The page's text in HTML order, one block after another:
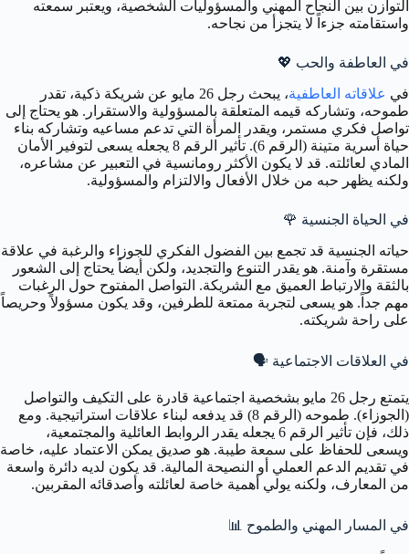
التوازن بين النجاح المهني والمسؤوليات الشخصية، ويعتبر سمعته
واستقامته جزءاً لا يتجزأ من نجاحه.
في العاطفة والحب 💖
في علاقاته العاطفية
، يبحث رجل 26 مايو عن شريكة ذكية، تقدر
طموحه، وتشاركه قيمه المتعلقة بالمسؤولية والاستقرار. هو يحتاج إلى
تواصل فكري مستمر، ويقدر المرأة التي تدعم مساعيه وتشاركه بناء
حياة أسرية متينة (الرقم 6). تأثير الرقم 8 يجعله يسعى لتوفير الأمان
المادي لعائلته. قد لا يكون الأكثر رومانسية في التعبير عن مشاعره،
ولكنه يظهر حبه من خلال الأفعال والالتزام والمسؤولية.
في الحياة الجنسية 🌹
حياته الجنسية قد تجمع بين الفضول الفكري للجوزاء والرغبة في علاقة
مستقرة وآمنة. هو يقدر التنوع والتجديد، ولكن أيضاً يحتاج إلى الشعور
بالثقة والارتباط العميق مع الشريكة. التواصل المفتوح حول الرغبات
مهم جداً. هو يسعى لتجربة ممتعة للطرفين، وقد يكون مسؤولاً وحريصاً
على راحة شريكته.
في العلاقات الاجتماعية 🗣️
يتمتع رجل 26 مايو بشخصية اجتماعية قادرة على التكيف والتواصل
(الجوزاء). طموحه (الرقم 8) قد يدفعه لبناء علاقات استراتيجية. ومع
ذلك، فإن تأثير الرقم 6 يجعله يقدر الروابط العائلية والمجتمعية،
ويسعى للحفاظ على سمعة طيبة. هو صديق يمكن الاعتماد عليه، خاصة
في تقديم الدعم العملي أو النصيحة المالية. قد يكون لديه دائرة واسعة
من المعارف، ولكنه يولي أهمية خاصة لعائلته وأصدقائه المقربين.
في المسار المهني والطموح 📊